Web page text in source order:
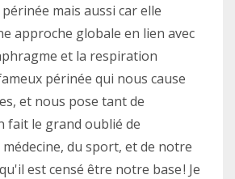
périnée mais aussi car elle
approche globale en lien avec
et la respiration
périnée qui nous cause
et nous pose tant de
fait le grand oublié de
du sport, et de notre
est censé être notre base ! Je